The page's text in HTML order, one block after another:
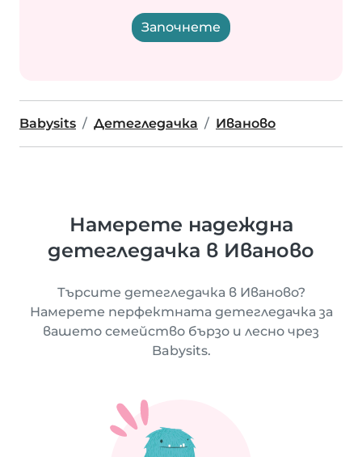
Започнете
Babysits Детегледачка Иваново
Намерете надеждна
детегледачка в Иваново
Търсите детегледачка в Иваново?
Намерете перфектната детегледачка за
вашето семейство бързо и лесно чрез
Babysits.